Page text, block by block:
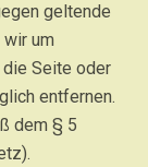
geltende
um
die Seite oder
entfernen.
dem § 5